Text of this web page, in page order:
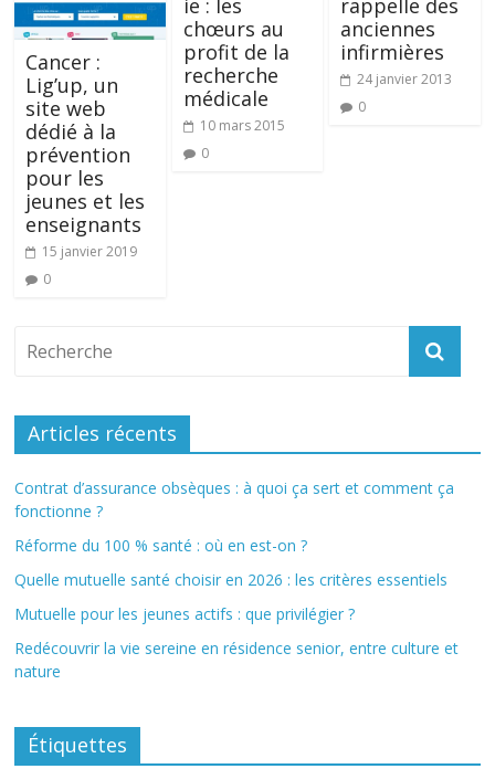
Cancer :
Lig’up, un
site web
dédié à la
prévention
pour les
jeunes et les
enseignants
15 janvier 2019
0
ie : les
chœurs au
profit de la
recherche
médicale
10 mars 2015
0
rappelle des
anciennes
infirmières
24 janvier 2013
0
Articles récents
Contrat d’assurance obsèques : à quoi ça sert et comment ça
fonctionne ?
Réforme du 100 % santé : où en est-on ?
Quelle mutuelle santé choisir en 2026 : les critères essentiels
Mutuelle pour les jeunes actifs : que privilégier ?
Redécouvrir la vie sereine en résidence senior, entre culture et
nature
Étiquettes